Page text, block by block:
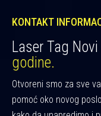
KONTAKT
Laser Tag
godine.
Otvoreni smo za sve
pomoć oko novog